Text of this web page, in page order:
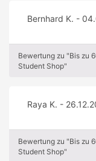
Bernhard K. -
Bewertung zu "Bis zu
Student Shop"
Raya K. -
Bewertung zu "Bis zu
Student Shop"